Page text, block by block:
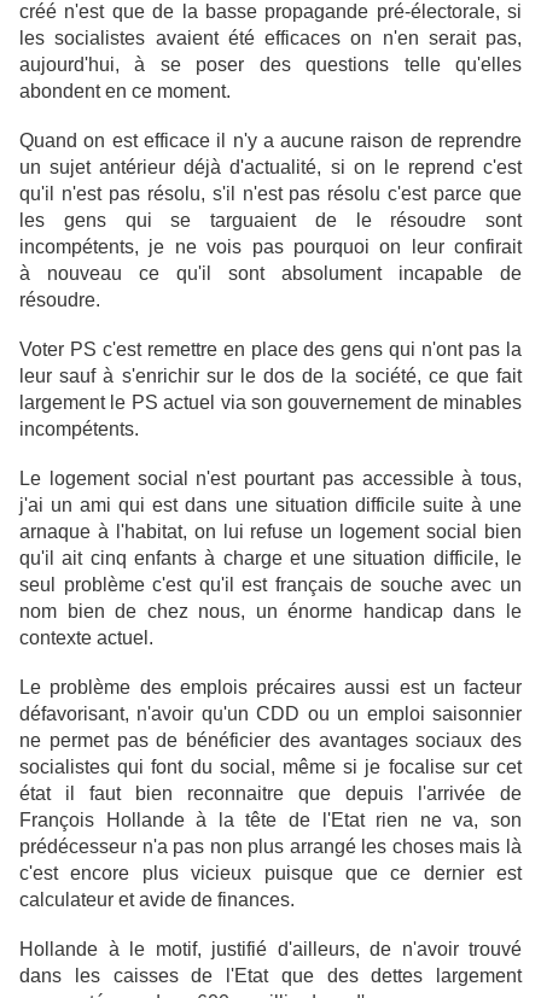
créé n'est que de la basse propagande pré-électorale, si
les socialistes avaient été efficaces on n'en serait pas,
aujourd'hui, à se poser des questions telle qu'elles
abondent en ce moment.
Quand on est efficace il n'y a aucune raison de reprendre
un sujet antérieur déjà d'actualité, si on le reprend c'est
qu'il n'est pas résolu, s'il n'est pas résolu c'est parce que
les gens qui se targuaient de le résoudre sont
incompétents, je ne vois pas pourquoi on leur confirait
à nouveau ce qu'il sont absolument incapable de
résoudre.
Voter PS c'est remettre en place des gens qui n'ont pas la
leur sauf à s'enrichir sur le dos de la société, ce que fait
largement le PS actuel via son gouvernement de minables
incompétents.
Le logement social n'est pourtant pas accessible à tous,
j'ai un ami qui est dans une situation difficile suite à une
arnaque à l'habitat, on lui refuse un logement social bien
qu'il ait cinq enfants à charge et une situation difficile, le
seul problème c'est qu'il est français de souche avec un
nom bien de chez nous, un énorme handicap dans le
contexte actuel.
Le problème des emplois précaires aussi est un facteur
défavorisant, n'avoir qu'un CDD ou un emploi saisonnier
ne permet pas de bénéficier des avantages sociaux des
socialistes qui font du social, même si je focalise sur cet
état il faut bien reconnaitre que depuis l'arrivée de
François Hollande à la tête de l'Etat rien ne va, son
prédécesseur n'a pas non plus arrangé les choses mais là
c'est encore plus vicieux puisque que ce dernier est
calculateur et avide de finances.
Hollande à le motif, justifié d'ailleurs, de n'avoir trouvé
dans les caisses de l'Etat que des dettes largement